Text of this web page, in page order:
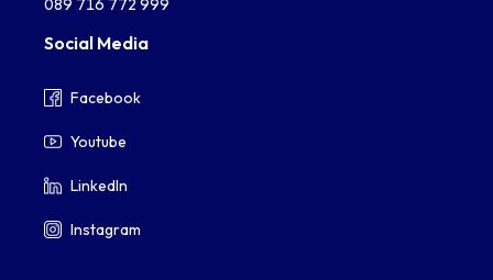
089 716 772 999
Social Media
Facebook
Youtube
LinkedIn
Instagram